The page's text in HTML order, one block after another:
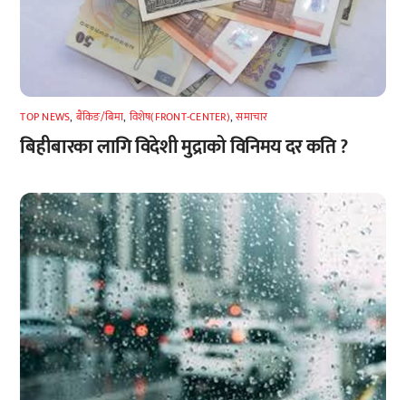
TOP NEWS, बैंकिङ/बिमा, विशेष(FRONT-CENTER),समाचार
बिहीबारका लागि विदेशी मुद्राको विनिमय दर कति ?